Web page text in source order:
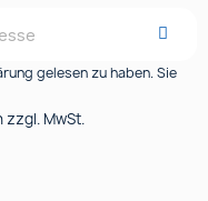
gelesen zu haben. Sie
MwSt.